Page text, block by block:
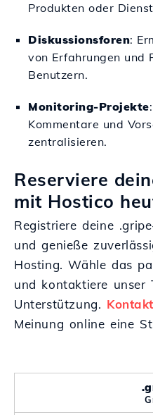
Produkten oder
Diskussionsforen:
von Erfahrungen und
Benutzern.
Monitoring-Projekte
Kommentare und
zentralisieren.
Reserviere
mit Hostico
Registriere deine
und genieße
Hosting. Wähle das
und kontaktiere unser
Unterstützung.
Meinung online eine